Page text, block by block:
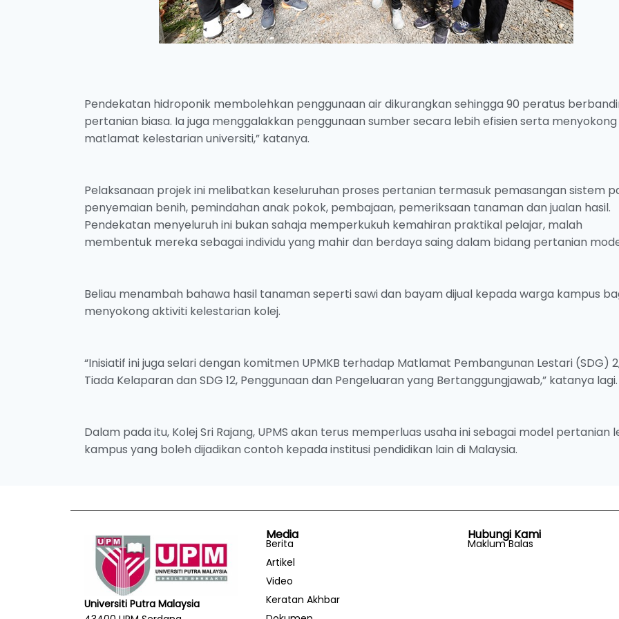
Pendekatan hidroponik membolehkan penggunaan air dikurangkan sehingga 90 peratus
pertanian biasa. Ia juga menggalakkan penggunaan sumber secara lebih efisien serta menyokong
matlamat kelestarian universiti,” katanya.
Pelaksanaan projek ini melibatkan keseluruhan proses pertanian termasuk pemasangan sistem
penyemaian benih, pemindahan anak pokok, pembajaan, pemeriksaan tanaman dan jualan hasil.
Pendekatan menyeluruh ini bukan sahaja memperkukuh kemahiran praktikal pelajar, malah
membentuk mereka sebagai individu yang mahir dan berdaya saing dalam bidang pertanian
Beliau menambah bahawa hasil tanaman seperti sawi dan bayam dijual kepada warga kampus
menyokong aktiviti kelestarian kolej.
“Inisiatif ini juga selari dengan komitmen UPMKB terhadap Matlamat Pembangunan Lestari (SDG)
Tiada Kelaparan dan SDG 12, Penggunaan dan Pengeluaran yang Bertanggungjawab,” katanya lagi.
Dalam pada itu, Kolej Sri Rajang, UPMS akan terus memperluas usaha ini sebagai model pertanian
kampus yang boleh dijadikan contoh kepada institusi pendidikan lain di Malaysia.
Universiti Putra Malaysia
Media
Berita
Artikel
Video
Keratan Akhbar
Hubungi Kami
Maklum Balas